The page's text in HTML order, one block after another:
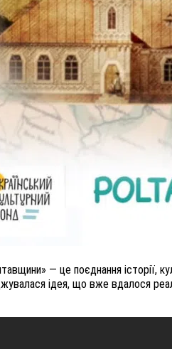
— це поєднання історії,
ідея, що вже вдалося
РОЗШУКУЄ 62-РІЧНУ